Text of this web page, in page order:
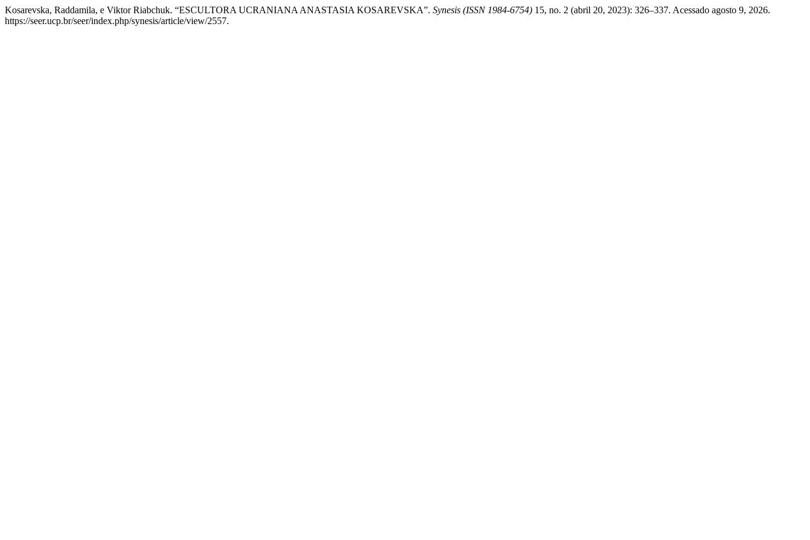
Kosarevska, Raddamila, e Viktor Riabchuk. “ESCULTORA UCRANIANA ANASTASIA KOSAREVSKA”. Synesis (ISSN 1984-6754) 15, no. 2 (abril 20, 2023): 326–337. Acessado agosto 9, 2026.
https://seer.ucp.br/seer/index.php/synesis/article/view/2557.